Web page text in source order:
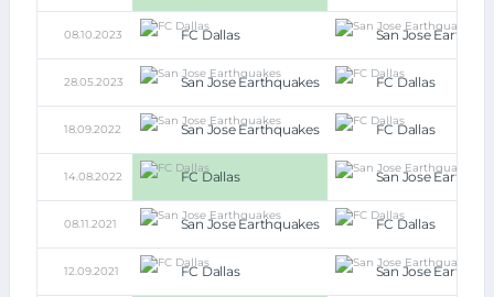
08.10.2023 FC Dallas San Jose
28.05.2023 San Jose Earthquakes FC Dallas
18.09.2022 San Jose Earthquakes FC Dallas
14.08.2022 FC Dallas San Jose
08.11.2021 San Jose Earthquakes FC Dallas
12.09.2021 FC Dallas San Jose